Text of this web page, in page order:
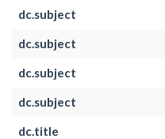
dc.subject
dc.subject
dc.subject
dc.subject
dc.title